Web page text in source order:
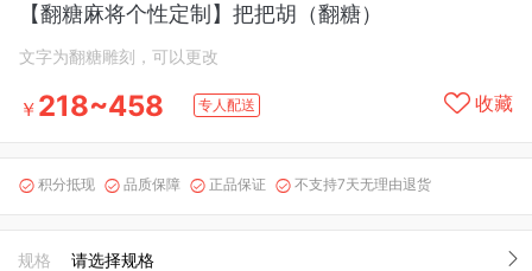
【翻糖麻将个性定制】把把胡（翻糖）
文字为翻糖雕刻，可以更改
￥ 218~458 专人配送 收藏
 积分抵现  品质保障  正品保证  不支持7天无理由退货
规格 请选择规格